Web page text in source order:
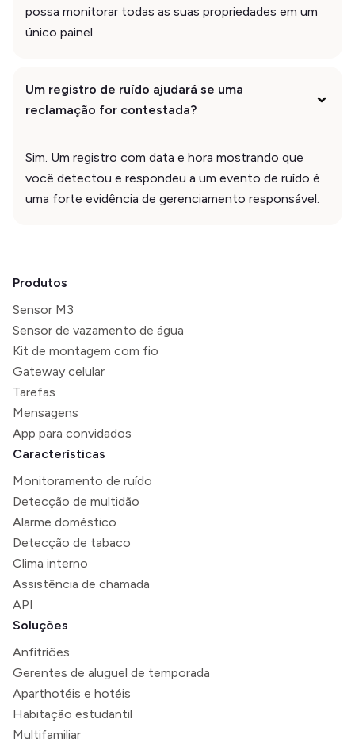
possa monitorar todas as suas propriedades em um
único painel.
Um registro de ruído ajudará se uma
reclamação for contestada?
Sim. Um registro com data e hora mostrando que
você detectou e respondeu a um evento de ruído é
uma forte evidência de gerenciamento responsável.
Produtos
Sensor M3
Sensor de vazamento de água
Kit de montagem com fio
Gateway celular
Tarefas
Mensagens
App para convidados
Características
Monitoramento de ruído
Detecção de multidão
Alarme doméstico
Detecção de tabaco
Clima interno
Assistência de chamada
API
Soluções
Anfitriões
Gerentes de aluguel de temporada
Aparthotéis e hotéis
Habitação estudantil
Multifamiliar